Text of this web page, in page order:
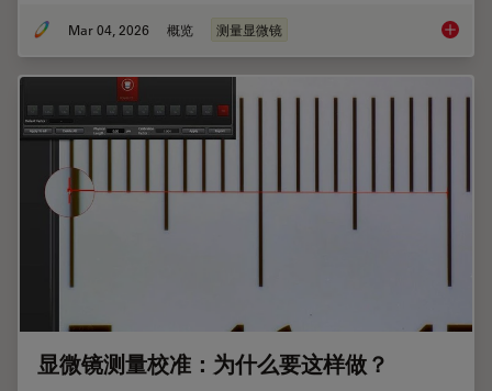
Mar 04, 2026 概览 测量显微镜 如何选
显微镜测量校准：为什么要这样做？